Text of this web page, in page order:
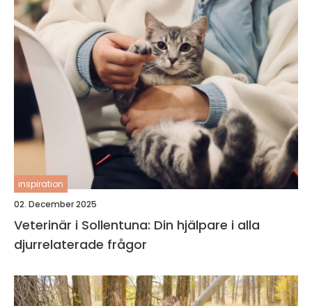
inspiration
02. December 2025
Veterinär i Sollentuna: Din hjälpare i alla
djurrelaterade frågor